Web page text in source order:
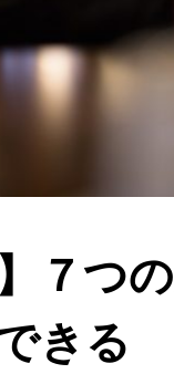
７つ
きる